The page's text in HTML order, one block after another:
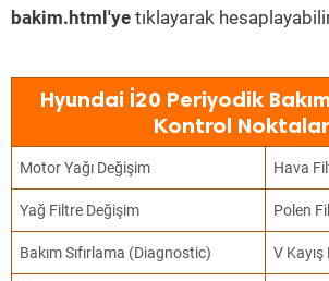
bakim.html'ye tıklayarak
Hyundai İ20 Periyodik
Kontrol
Motor Yağı Değişim Hava
Yağ Filtre Değişim Polen
Bakım Sıfırlama (Diagnostic) V